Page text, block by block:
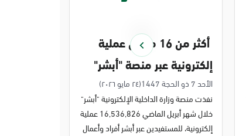
أكثر من 16 مليون عملية
إلكترونية عبر منصة "أبشر"
في أبريل 2026م
الأحد 7 ذو الحجة 1447
(٢٤ مايو ٢٠٢٦)
نفذت منصة وزارة الداخلية الإلكترونية "أبشر"
خلال شهر أبريل الماضي 16,536,826 عملية
إلكترونية، للمستفيدين عبر أبشر أفراد وأعمال